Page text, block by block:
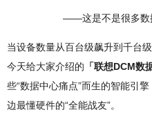
——这是不是很多数
当设备数量从百台级飙升到千台
今天给大家介绍的 「联想DCM数
些“数据中心痛点”而生的智能引
边最懂硬件的“全能战友”。